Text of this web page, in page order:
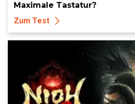
Maximale Tastatur?
Zum Test